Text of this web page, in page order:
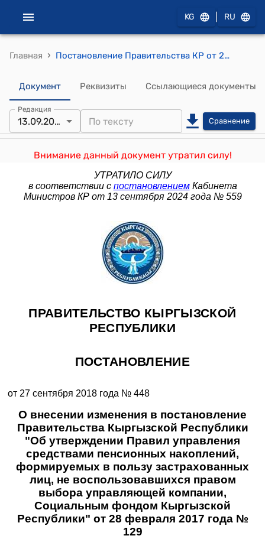
KG RU
Главная › Постановление Правительства КР от 27 сентября 2018 года № 448 "О внесении изменения в постановление Правительства Кыргызской Республики "Об утверждении Правил управления средствами пенсионных накоплений, формируемых в пользу застрахованных лиц, не воспользовавшихся правом выбора управляющей компании, Социальным фондом Кыргызской Республики" от 28 февраля 2017 года № 129"
Документ Реквизиты Ссылающиеся документы
Редакция
13.09.2024 Сравнение
Внимание данный документ утратил силу!